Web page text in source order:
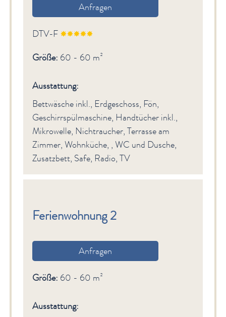
Anfragen
DTV-F
Größe: 60 - 60 m²
Ausstattung:
Bettwäsche inkl., Erdgeschoss, Fön,
Geschirrspülmaschine, Handtücher inkl.,
Mikrowelle, Nichtraucher, Terrasse am
Zimmer, Wohnküche, , WC und Dusche,
Zusatzbett, Safe, Radio, TV
Ferienwohnung 2
Anfragen
Größe: 60 - 60 m²
Ausstattung: